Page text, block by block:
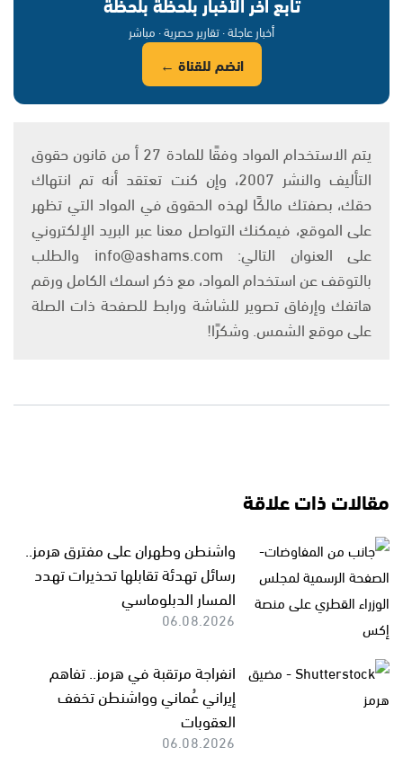
أخبار عاجلة · تقارير حصرية · مباشر
انضم للقناة ←
يتم الاستخدام المواد وفقًا للمادة 27 أ من قانون حقوق
التأليف والنشر 2007، وإن كنت تعتقد أنه تم انتهاك
حقك، بصفتك مالكًا لهذه الحقوق في المواد التي تظهر
على الموقع، فيمكنك التواصل معنا عبر البريد الإلكتروني
على العنوان التالي: info@ashams.com والطلب
بالتوقف عن استخدام المواد، مع ذكر اسمك الكامل ورقم
هاتفك وإرفاق تصوير للشاشة ورابط للصفحة ذات الصلة
على موقع الشمس. وشكرًا!
مقالات ذات علاقة
واشنطن وطهران على مفترق هرمز..
رسائل تهدئة تقابلها تحذيرات تهدد
المسار الدبلوماسي
06.08.2026
انفراجة مرتقبة في هرمز.. تفاهم
إيراني عُماني وواشنطن تخفف
العقوبات
06.08.2026